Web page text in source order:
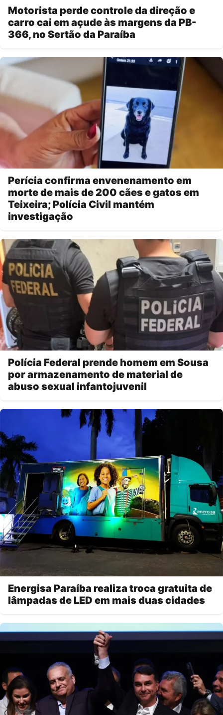
Motorista perde controle da direção e
carro cai em açude às margens da PB-
366, no Sertão da Paraíba
Perícia confirma envenenamento em
morte de mais de 200 cães e gatos em
Teixeira; Polícia Civil mantém
investigação
Polícia Federal prende homem em Sousa
por armazenamento de material de
abuso sexual infantojuvenil
Energisa Paraíba realiza troca gratuita de
lâmpadas de LED em mais duas cidades